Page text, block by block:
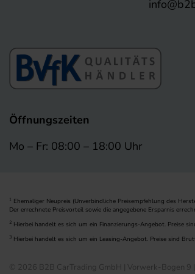
Öffnungszeiten
Mo – Fr: 08:00 – 18:00 Uhr
1
Ehemaliger Neupreis (Unverbindliche Preisempfehlung des
Der errechnete Preisvorteil sowie die angegebene Ersparnis
2 Hierbei handelt es sich um ein Finanzierungs-Angebot. Preise
3 Hierbei handelt es sich um ein Leasing-Angebot. Preise sind
© 2026 B2B CarTrading GmbH | Vorwerk-Bogen